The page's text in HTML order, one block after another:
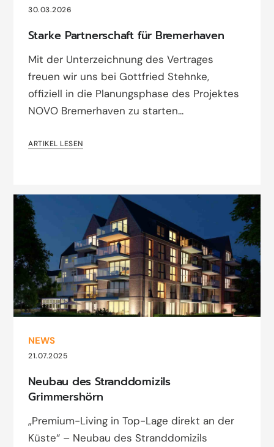
30.03.2026
Starke Partnerschaft für Bremerhaven
Mit der Unterzeichnung des Vertrages
freuen wir uns bei Gottfried Stehnke,
offiziell in die Planungsphase des Projektes
NOVO Bremerhaven zu starten...
ARTIKEL LESEN
NEWS
21.07.2025
Neubau des Stranddomizils
Grimmershörn
„Premium-Living in Top-Lage direkt an der
Küste“ – Neubau des Stranddomizils